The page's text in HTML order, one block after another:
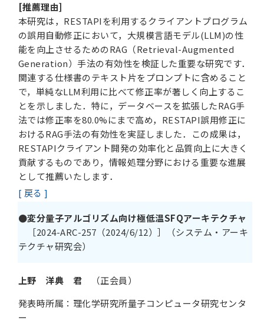
[推薦理由]
本研究は，RESTAPIを利用するクライアントプログラム
の誤用自動修正において，大規模言語モデル(LLM)の性
能を向上させるためのRAG（Retrieval-Augmented
Generation）手法の有効性を検証した重要な研究です．
関連する仕様書のテキスト片をプロンプトに含めること
で，単純なLLM利用に比べて修正率が著しく向上するこ
とを示しました．特に，データベースを拡張したRAG手
法では修正率を80.0%にまで高め，RESTAPI誤用修正に
おけるRAG手法の有効性を実証しました．この成果は，
RESTAPIクライアント開発の効率化と品質向上に大きく
貢献するものであり，情報処理分野における重要な進展
として推薦いたします．
[ 戻る ]
●変分量子アルゴリズム向け極低温SFQアーキテクチャ
［2024-ARC-257（2024/6/12）］（システム・アーキ
テクチャ研究会）
上野 洋典 君 （正会員）
発表時所属：理化学研究所量子コンピュータ研究センタ
ー